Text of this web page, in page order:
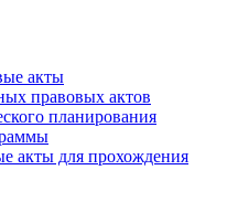
акты
правовых актов
планирования
акты для прохождения